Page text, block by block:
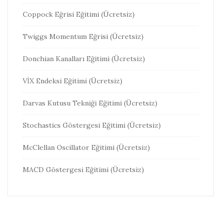
Coppock Eğrisi Eğitimi (Ücretsiz)
Twiggs Momentum Eğrisi (Ücretsiz)
Donchian Kanalları Eğitimi (Ücretsiz)
VİX Endeksi Eğitimi (Ücretsiz)
Darvas Kutusu Tekniği Eğitimi (Ücretsiz)
Stochastics Göstergesi Eğitimi (Ücretsiz)
McClellan Oscillator Eğitimi (Ücretsiz)
MACD Göstergesi Eğitimi (Ücretsiz)